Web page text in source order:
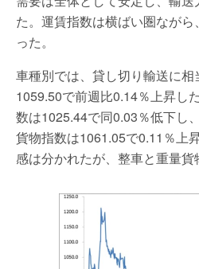
た。運賃指数は横ばい圏なが
った。
車種別では、貸し切り輸送に
1059.50で前週比0.14％上昇し
数は1025.44で同0.03％低下し
貨物指数は1061.05で0.11％上
感は分かれたが、整車と重量貨